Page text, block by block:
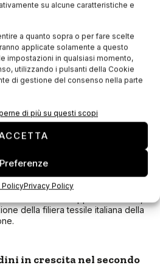
su alcune caratteristiche e
a quanto sopra o per fare scelte
applicate solamente a questo
impostazioni in qualsiasi momento,
utilizzando i pulsanti della Cookie
di gestione del consenso nella parte
di più su questi scopi
Preferenze
PolicyPrivacy Policy
italiane partecipano alla
Italia in Iran
un’antica tradizione e conta un
operanti nei diversi
(dalla filatura alla
senza colore? Acimit
Il video sul
in collaborazione con
della filiera tessile italiana della
in crescita nel secondo